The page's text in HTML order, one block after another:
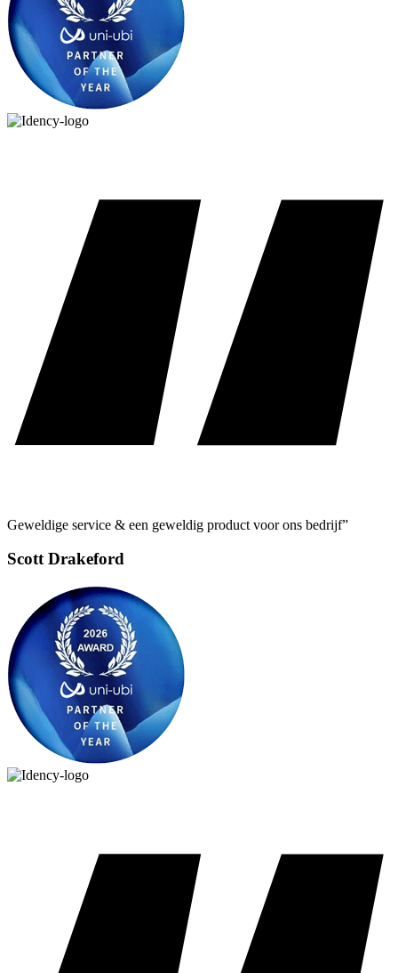
Geweldige service & een geweldig product voor ons bedrijf”
Scott Drakeford